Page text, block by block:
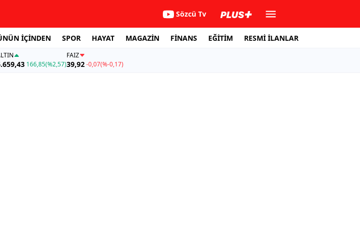
Sözcü Tv
İÇİNDEN SPOR HAYAT MAGAZİN FİNANS EĞİTİM RESMİ İLANLAR
166,85(%2,57)
FAİZ
39,92-0,07(%-0,17)